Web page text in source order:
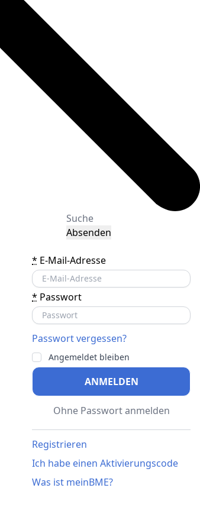
Absenden
* E-Mail-Adresse
* Passwort
Passwort vergessen?
Angemeldet bleiben
ANMELDEN
Ohne Passwort anmelden
Registrieren
Ich habe einen Aktivierungscode
Was ist meinBME?